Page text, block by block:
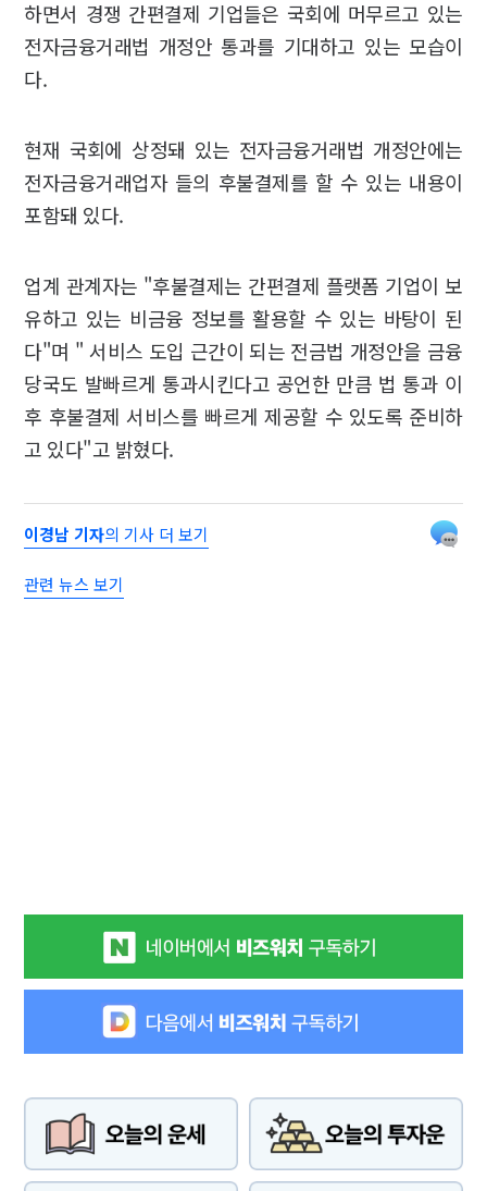
하면서 경쟁 간편결제 기업들은 국회에 머무르고 있는
전자금융거래법 개정안 통과를 기대하고 있는 모습이
다.
현재 국회에 상정돼 있는 전자금융거래법 개정안에는
전자금융거래업자 들의 후불결제를 할 수 있는 내용이
포함돼 있다.
업계 관계자는 "후불결제는 간편결제 플랫폼 기업이 보
유하고 있는 비금융 정보를 활용할 수 있는 바탕이 된
다"며 " 서비스 도입 근간이 되는 전금법 개정안을 금융
당국도 발빠르게 통과시킨다고 공언한 만큼 법 통과 이
후 후불결제 서비스를 빠르게 제공할 수 있도록 준비하
고 있다"고 밝혔다.
이경남 기자의 기사 더 보기
관련 뉴스 보기